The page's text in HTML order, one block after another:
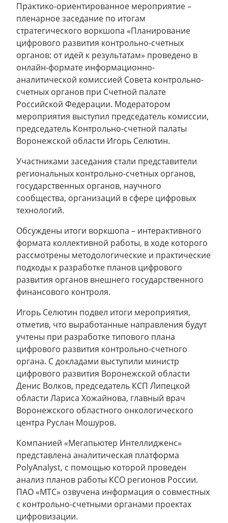
Практико-ориентированное мероприятие –
пленарное заседание по итогам
стратегического воркшопа «Планирование
цифрового развития контрольно-счетных
органов: от идей к результатам» проведено в
онлайн-формате информационно-
аналитической комиссией Совета контрольно-
счетных органов при Счетной палате
Российской Федерации. Модератором
мероприятия выступил председатель комиссии,
председатель Контрольно-счетной палаты
Воронежской области Игорь Селютин.
Участниками заседания стали представители
региональных контрольно-счетных органов,
государственных органов, научного
сообщества, организаций в сфере цифровых
технологий.
Обсуждены итоги воркшопа – интерактивного
формата коллективной работы, в ходе которого
рассмотрены методологические и практические
подходы к разработке планов цифрового
развития органов внешнего государственного
финансового контроля.
Игорь Селютин подвел итоги мероприятия,
отметив, что выработанные направления будут
учтены при разработке типового плана
цифрового развития контрольно-счетного
органа. С докладами выступили министр
цифрового развития Воронежской области
Денис Волков, председатель КСП Липецкой
области Лариса Хожайнова, главный врач
Воронежского областного онкологического
центра Руслан Мошуров.
Компанией «Мегапьютер Интеллидженс»
представлена аналитическая платформа
PolyAnalyst, с помощью которой проведен
анализ планов работы КСО регионов России.
ПАО «МТС» озвучена информация о совместных
с контрольно-счетными органами проектах
цифровизации.